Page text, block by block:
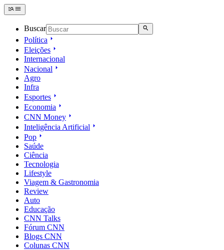
Buscar
Política
Eleições
Internacional
Nacional
Agro
Infra
Esportes
Economia
CNN Money
Inteligência Artificial
Pop
Saúde
Ciência
Tecnologia
Lifestyle
Viagem & Gastronomia
Review
Auto
Educação
CNN Talks
Fórum CNN
Blogs CNN
Colunas CNN